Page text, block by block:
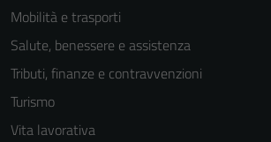
Mobilità e trasporti
Salute, benessere e assistenza
Tributi, finanze e contravvenzioni
Turismo
Vita lavorativa